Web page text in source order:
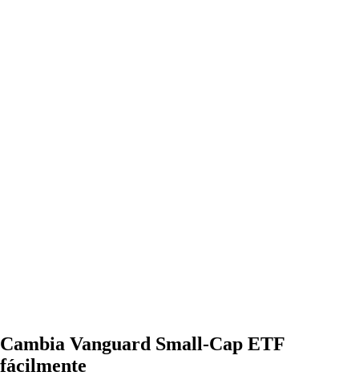
Cambia Vanguard Small-Cap ETF
fácilmente